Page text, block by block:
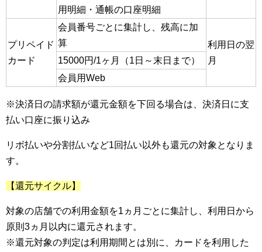
用明細・通帳の口座明細
プリペイド
カード
会員番号ごとに集計し、残高に加
算
利用日の翌
月
15000円/1ヶ月（1日～末日まで）
会員用Web
※決済日の請求額が還元金額を下回る場合は、決済日に支
払い口座に振り込み
リボ払いや分割払いなど1回払い以外も還元の対象となりま
す。
【還元サイクル】
対象の店舗での利用金額を1ヵ月ごとに集計し、利用日から
原則3ヵ月以内に還元されます。
※還元対象の判定は利用期間とは別に、カードを利用した